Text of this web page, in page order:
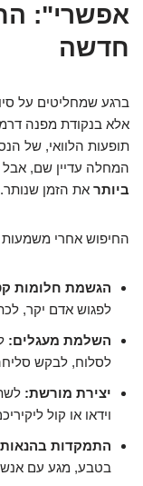
אפשרי":
חדשה
ברגע שמחליטים על
אלא בנקודת מפנה
תופעות הלוואי, של
המחלה עדיין שם, אבל
ביותר את הזמן שנותר.
החיפוש אחרי משמעות
הגשמת חלומות
לפגוש אדם יקר,
השלמת מעגלים:
לסלוח, לבקש
יצירת מורשת:
וידאו או קול
התמקדות
בטבע, מגע עם